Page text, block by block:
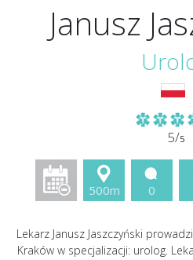
Janusz
5/5
500m 0
Lekarz Janusz Jaszczyński
Kraków w specjalizacji: urolog.